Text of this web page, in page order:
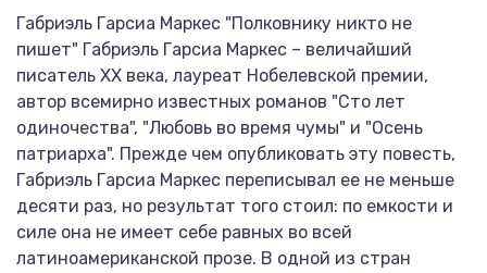
Габриэль Гарсиа Маркес "Полковнику никто не
пишет" Габриэль Гарсиа Маркес – величайший
писатель ХХ века, лауреат Нобелевской премии,
автор всемирно известных романов "Сто лет
одиночества", "Любовь во время чумы" и "Осень
патриарха". Прежде чем опубликовать эту повесть,
Габриэль Гарсиа Маркес переписывал ее не меньше
десяти раз, но результат того стоил: по емкости и
силе она не имеет себе равных во всей
латиноамериканской прозе. В одной из стран